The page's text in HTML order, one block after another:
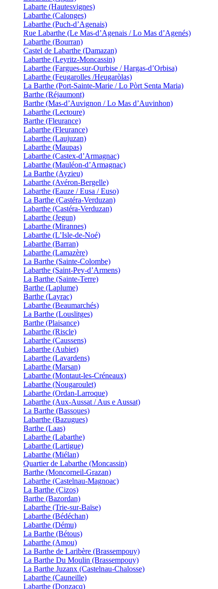
Labarte (Hautesvignes)
Labarthe (Calonges)
Labarthe (Puch-d’Agenais)
Rue Labarthe (Le Mas-d’Agenais / Lo Mas d’Agenés)
Labarthe (Bourran)
Castel de Labarthe (Damazan)
Labarthe (Leyritz-Moncassin)
Labarthe (Fargues-sur-Ourbise / Hargas-d’Orbisa)
Labarthe (Feugarolles /Heugaròlas)
La Barthe (Port-Sainte-Marie / Lo Pòrt Senta Maria)
Barthe (Réjaumont)
Barthe (Mas-d’Auvignon / Lo Mas d’Auvinhon)
Labarthe (Lectoure)
Barthe (Fleurance)
Labarthe (Fleurance)
Labarthe (Laujuzan)
Labarthe (Maupas)
Labarthe (Castex-d’Armagnac)
Labarthe (Mauléon-d’Armagnac)
La Barthe (Ayzieu)
Labarthe (Avéron-Bergelle)
Labarthe (Eauze / Eusa / Euso)
La Barthe (Castéra-Verduzan)
Labarthe (Castéra-Verduzan)
Labarthe (Jegun)
Labarthe (Mirannes)
Labarthe (L’Isle-de-Noé)
Labarthe (Barran)
Labarthe (Lamazère)
La Barthe (Sainte-Colombe)
Labarthe (Saint-Pey-d’Armens)
La Barthe (Sainte-Terre)
Barthe (Laplume)
Barthe (Layrac)
Labarthe (Beaumarchés)
La Barthe (Louslitges)
Barthe (Plaisance)
Labarthe (Riscle)
Labarthe (Caussens)
Labarthe (Aubiet)
Labarthe (Lavardens)
Labarthe (Marsan)
Labarthe (Montaut-les-Créneaux)
Labarthe (Nougaroulet)
Labarthe (Ordan-Larroque)
Labarthe (Aux-Aussat / Aus e Aussat)
La Barthe (Bassoues)
Labarthe (Bazugues)
Barthe (Laas)
Labarthe (Labarthe)
Labarthe (Lartigue)
Labarthe (Miélan)
Quartier de Labarthe (Moncassin)
Barthe (Moncorneil-Grazan)
Labarthe (Castelnau-Magnoac)
La Barthe (Cizos)
Barthe (Bazordan)
Labarthe (Trie-sur-Baïse)
Labarthe (Bédéchan)
Labarthe (Dému)
La Barthe (Bétous)
Labarthe (Amou)
La Barthe de Laribère (Brassempouy)
La Barthe Du Moulin (Brassempouy)
La Barthe Juzanx (Castelnau-Chalosse)
Labarthe (Cauneille)
Labarthe (Donzacq)